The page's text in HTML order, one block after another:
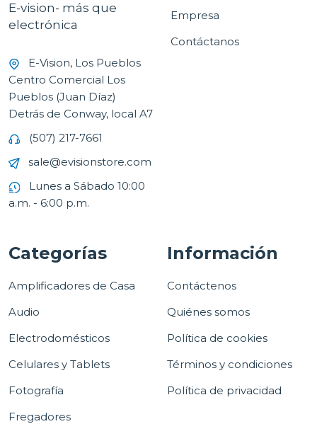
E-vision- más que
electrónica
E-Vision, Los Pueblos
Centro Comercial Los
Pueblos (Juan Díaz)
Detrás de Conway, local A7
(507) 217-7661
sale@evisionstore.com
Lunes a Sábado 10:00
a.m. - 6:00 p.m.
Empresa
Contáctanos
Categorías
Amplificadores de Casa
Audio
Electrodomésticos
Celulares y Tablets
Fotografía
Fregadores
Información
Contáctenos
Quiénes somos
Política de cookies
Términos y condiciones
Política de privacidad